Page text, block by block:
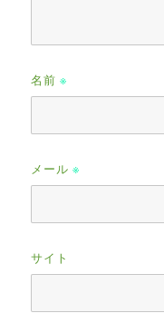
名前※
メール※
サイト